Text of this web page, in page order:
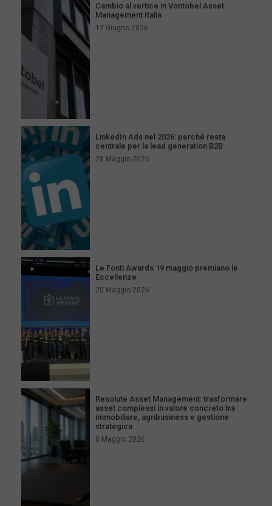
Cambio al vertice in Vontobel Asset
Management Italia
17 Giugno 2026
LinkedIn Ads nel 2026: perché resta
centrale per la lead generation B2B
28 Maggio 2026
Le Fonti Awards 19 maggio premiano le
Eccellenze
20 Maggio 2026
Resolute Asset Management: trasformare
asset complessi in valore concreto tra
immobiliare, agribusiness e gestione
strategica
8 Maggio 2026